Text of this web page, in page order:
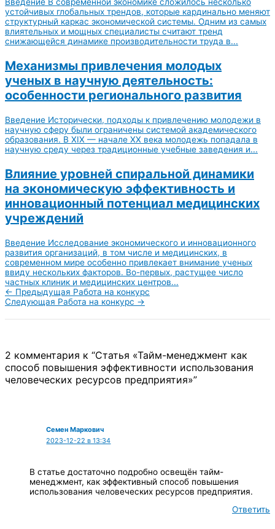
устойчивых глобальных трендов, которые кардинально меняют
структурный каркас экономической системы. Одним из самых
влиятельных и мощных специалисты считают тренд
снижающейся динамике производительности труда в...
Механизмы привлечения молодых
ученых в научную деятельность:
особенности регионального развития
Введение Исторически, подходы к привлечению молодежи в
научную сферу были ограничены системой академического
образования. В XIX — начале XX века молодежь попадала в
научную среду через традиционные учебные заведения и...
Влияние уровней спиральной динамики
на экономическую эффективность и
инновационный потенциал медицинских
учреждений
Введение Исследование экономического и инновационного
развития организаций, в том числе и медицинских, в
современном мире особенно привлекает внимание ученых
ввиду нескольких факторов. Во-первых, растущее число
частных клиник и медицинских центров...
← Предыдущая Работа на конкурс
Следующая Работа на конкурс →
2 комментария к “Статья «Тайм-менеджмент как
способ повышения эффективности использования
человеческих ресурсов предприятия»”
Семен Маркович
2023-12-22 в 13:34
В статье достаточно подробно освещён тайм-
менеджмент, как эффективный способ повышения
использования человеческих ресурсов предприятия.
Ответить